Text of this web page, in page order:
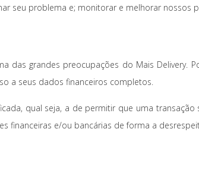
seu problema e; monitorar e melhorar nossos
das grandes preocupações do Mais Delivery.
a seus dados financeiros completos.
qual seja, a de permitir que uma
financeiras e/ou bancárias de forma a